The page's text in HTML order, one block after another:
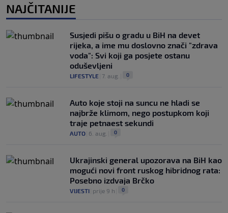
NAJČITANIJE
Susjedi pišu o gradu u BiH na devet
rijeka, a ime mu doslovno znači "zdrava
voda": Svi koji ga posjete ostanu
oduševljeni
LIFESTYLE 7. aug. 0
Auto koje stoji na suncu ne hladi se
najbrže klimom, nego postupkom koji
traje petnaest sekundi
AUTO 6. aug. 0
Ukrajinski general upozorava na BiH kao
mogući novi front ruskog hibridnog rata:
Posebno izdvaja Brčko
VIJESTI prije 9 h 0